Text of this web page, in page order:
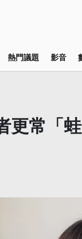
熱門議題 影音
更常「